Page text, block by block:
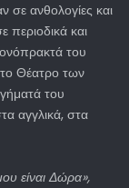
σε ανθολογίες και
περιοδικά και
του
Θέατρο των
του
αγγλικά, στα
είναι Δώρα»,